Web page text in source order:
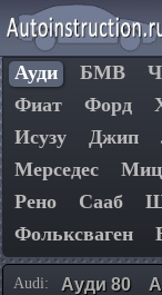
Ауди БМВ
Фиат
Форд
Исузу
Джип
Мерседес
Рено
Сааб
Фольксваген
Audi: Ауди 80